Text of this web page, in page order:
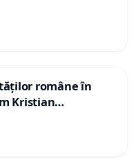
române în
Kristian
în Danemarca de